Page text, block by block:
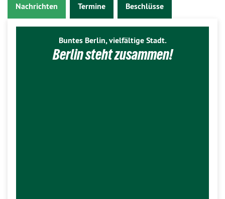
Nachrichten Termine Beschlüsse
Buntes Berlin, vielfältige Stadt.
Berlin steht zusammen!